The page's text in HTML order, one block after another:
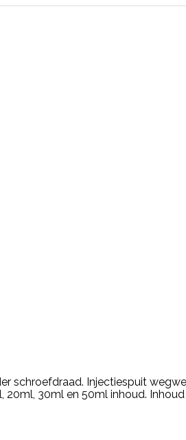
schroefdraad. Injectiespuit
20ml, 30ml en 50ml inhoud.